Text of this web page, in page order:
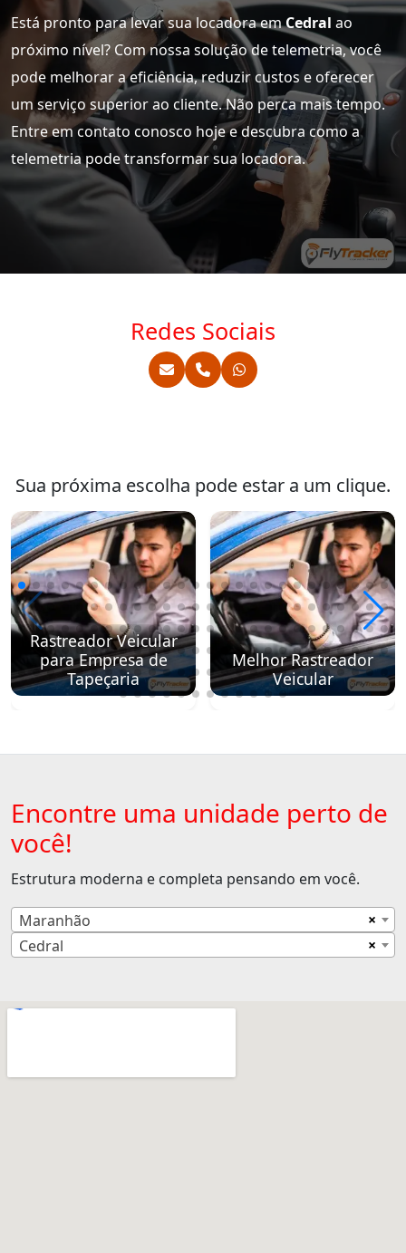
Está pronto para levar sua locadora emCedral ao
próximo nível? Com nossa solução de telemetria, você
pode melhorar a eficiência, reduzir custos e oferecer
um serviço superior ao cliente. Não perca mais tempo.
Entre em contato conosco hoje e descubra como a
telemetria pode transformar sua locadora.
Redes Sociais
Sua próxima escolha pode estar a um clique.
Rastreador Veicular
para Empresa de
Tapeçaria
Melhor Rastreador
Veicular
Encontre uma unidade perto de
você!
Estrutura moderna e completa pensando em você.
×
Maranhão
×
Cedral